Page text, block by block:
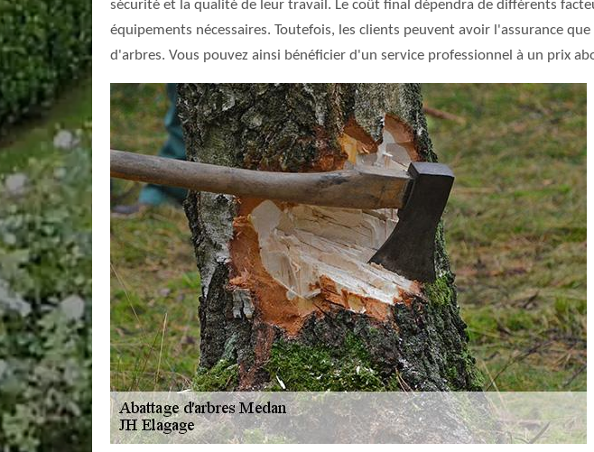
sécurité et la qualité de leur travail. Le coût final dépendra de différents
équipements nécessaires. Toutefois, les clients peuvent avoir l'assurance
d'arbres. Vous pouvez ainsi bénéficier d'un service professionnel à un prix